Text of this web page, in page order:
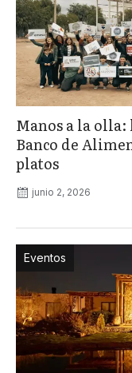
Manos a la
Banco de
platos
junio 2, 2026
Eventos